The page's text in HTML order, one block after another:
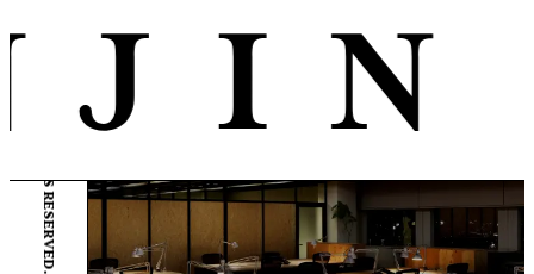
© ENJIN Inc. ALL RIGHTS RESERVED.